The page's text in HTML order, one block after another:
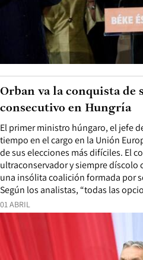
01 ABRIL
El primer ministro húngaro, el jefe
tiempo en el cargo en la Unión
de sus elecciones más difíciles. El
ultraconservador y siempre díscolo
una insólita coalición formada por
Según los analistas, “todas las
Orban va la conquista de
consecutivo en Hungría